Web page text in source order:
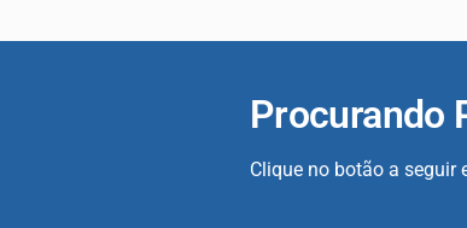
Procurando
Clique no botão a seguir